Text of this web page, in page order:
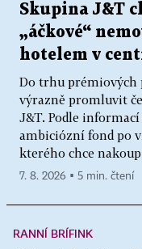
Skupina J&T
„áčkové“
hotelem v
Do trhu prémiových
výrazně promluvit
J&T. Podle
ambiciózní fond po
kterého chce
7. 8. 2026 ▪ 5 min. čtení
RANNÍ BRÍFINK